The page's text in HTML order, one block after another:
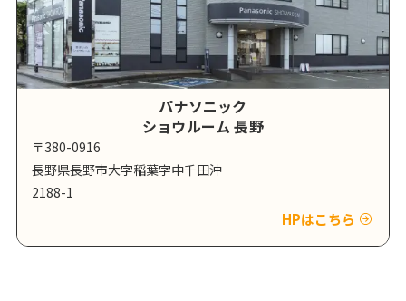
パナソニック
ショウルーム 長野
〒380-0916
長野県長野市大字稲葉字中千田沖
2188-1
HPはこちら